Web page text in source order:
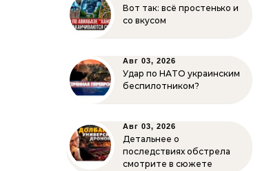
Вот так: всё простенько и
со вкусом
Авг 03, 2026
Удар по НАТО украинским
беспилотником?
Авг 03, 2026
Детальнее о
последствиях обстрела
смотрите в сюжете